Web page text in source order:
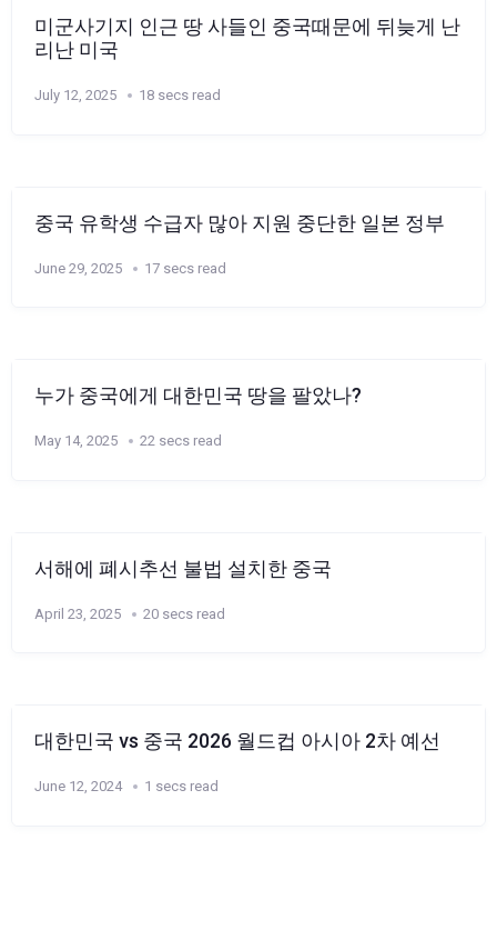
미군사기지 인근 땅 사들인 중국때문에 뒤늦게 난
리난 미국
July 12, 2025 18 secs read
중국 유학생 수급자 많아 지원 중단한 일본 정부
June 29, 2025 17 secs read
누가 중국에게 대한민국 땅을 팔았나?
May 14, 2025 22 secs read
서해에 폐시추선 불법 설치한 중국
April 23, 2025 20 secs read
대한민국 vs 중국 2026 월드컵 아시아 2차 예선
June 12, 2024 1 secs read